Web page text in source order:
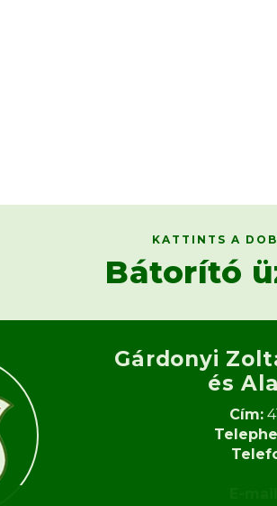
KATTINTS A
Bátorító
Gárdonyi
és
Cím: